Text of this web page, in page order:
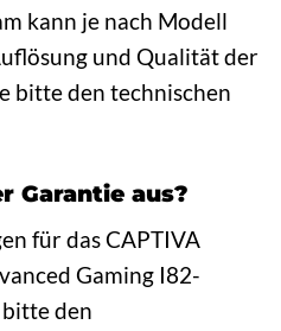
kann je nach Modell
und Qualität der
bitte den technischen
Garantie aus?
für das CAPTIVA
Gaming I82-
bitte den